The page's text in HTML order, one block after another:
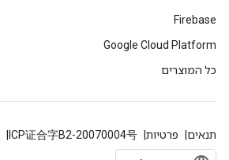
Firebase
Google Cloud Platform
כל המוצרים
תנאים פרטיות ICP证合字B2-20070004号